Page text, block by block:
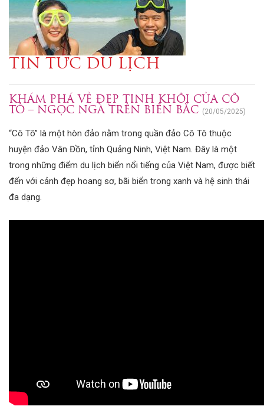
TIN TỨC DU LỊCH
TIN TỨC DU LỊCH
KHÁM PHÁ VẺ ĐẸP TINH KHÔI CỦA CÔ
TÔ – NGỌC NGÀ TRÊN BIỂN BẮC (20/05/2025)
“Cô Tô” là một hòn đảo nằm trong quần đảo Cô Tô thuộc
huyện đảo Vân Đồn, tỉnh Quảng Ninh, Việt Nam. Đây là một
trong những điểm du lịch biển nổi tiếng của Việt Nam, được biết
đến với cảnh đẹp hoang sơ, bãi biển trong xanh và hệ sinh thái
đa dạng.